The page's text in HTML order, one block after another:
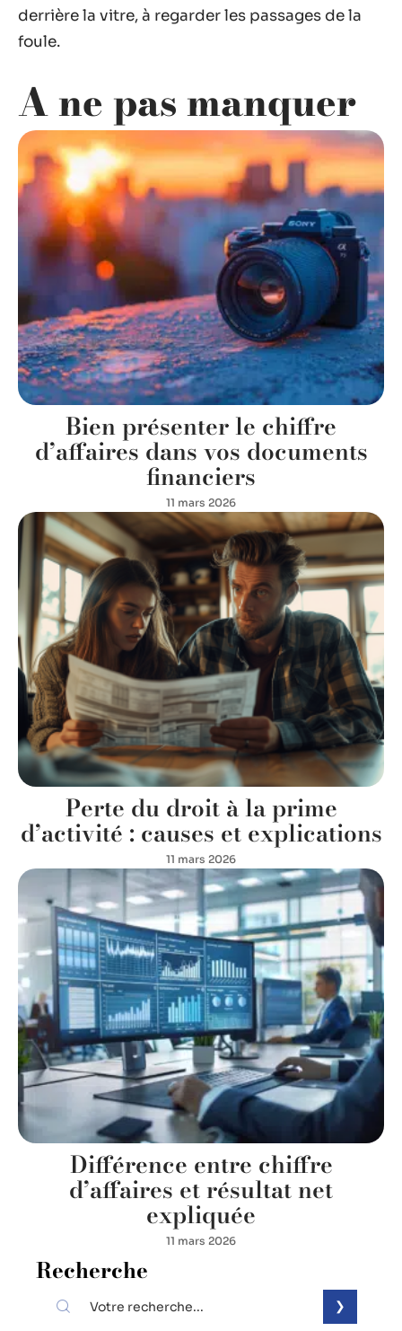
derrière la vitre, à regarder les passages de la
foule.
A ne pas manquer
Bien présenter le chiffre
d’affaires dans vos documents
financiers
11 mars 2026
Perte du droit à la prime
d’activité : causes et explications
11 mars 2026
Différence entre chiffre
d’affaires et résultat net
expliquée
11 mars 2026
Recherche